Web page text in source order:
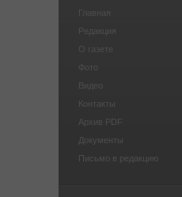
Главная
Редакция
О газете
Фото
Видео
Контакты
Архив PDF
Документы
Письмо в редакцию